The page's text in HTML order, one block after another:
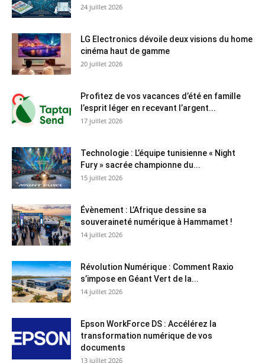
24 juillet 2026
LG Electronics dévoile deux visions du home
cinéma haut de gamme
20 juillet 2026
Profitez de vos vacances d’été en famille
l’esprit léger en recevant l’argent...
17 juillet 2026
Technologie : L’équipe tunisienne « Night
Fury » sacrée championne du...
15 juillet 2026
Évènement : L’Afrique dessine sa
souveraineté numérique à Hammamet !
14 juillet 2026
Révolution Numérique : Comment Raxio
s’impose en Géant Vert de la...
14 juillet 2026
Epson WorkForce DS : Accélérez la
transformation numérique de vos
documents
13 juillet 2026